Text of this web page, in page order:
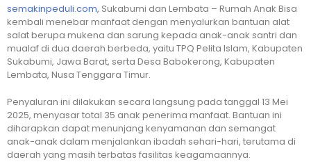
semakinpeduli.com, Sukabumi dan Lembata – Rumah Anak Bisa
kembali menebar manfaat dengan menyalurkan bantuan alat
salat berupa mukena dan sarung kepada anak-anak santri dan
mualaf di dua daerah berbeda, yaitu TPQ Pelita Islam, Kabupaten
Sukabumi, Jawa Barat, serta Desa Babokerong, Kabupaten
Lembata, Nusa Tenggara Timur.
Penyaluran ini dilakukan secara langsung pada tanggal 13 Mei
2025, menyasar total 35 anak penerima manfaat. Bantuan ini
diharapkan dapat menunjang kenyamanan dan semangat
anak-anak dalam menjalankan ibadah sehari-hari, terutama di
daerah yang masih terbatas fasilitas keagamaannya.